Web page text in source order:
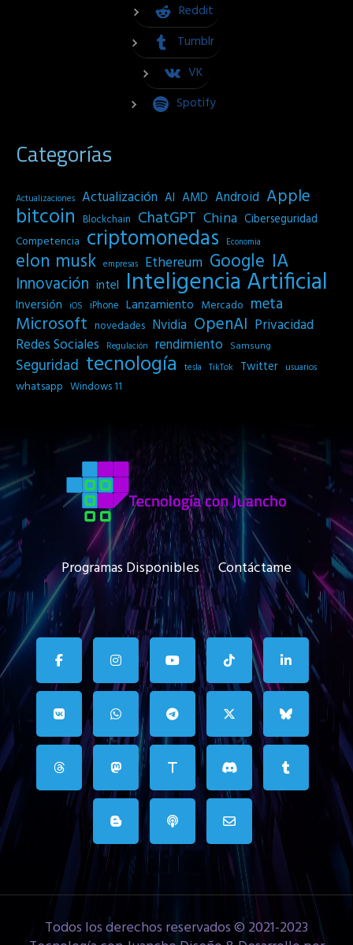
Reddit
Tumblr
VK
Spotify
Categorías
Actualizaciones Actualización AI AMD Android Apple
bitcoin Blockchain ChatGPT China Ciberseguridad
Competencia criptomonedas Economia
elon musk empresas Ethereum Google IA
Innovación intel Inteligencia Artificial
Inversión iOS iPhone Lanzamiento Mercado meta
Microsoft novedades Nvidia OpenAI Privacidad
Redes Sociales
Regulación rendimiento Samsung
Seguridad tecnología tesla TikTok Twitter usuarios
whatsapp Windows 11
Programas Disponibles Contáctame
Todos los derechos reservados © 2021-2023